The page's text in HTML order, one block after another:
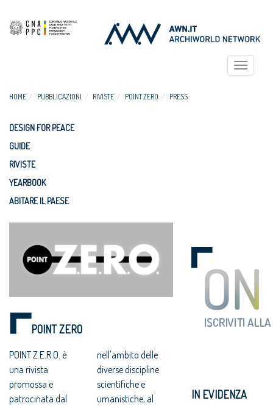
Toggle
HOME PUBBLICAZIONI RIVISTE POINT ZERO PRESS
DESIGN FOR PEACE
GUIDE
RIVISTE
YEARBOOK
ABITARE IL PAESE
POINT ZERO
POINT Z.E.R.O. è
una rivista
promossa e
patrocinata dal
nell'ambito delle
diverse discipline
scientifiche e
umanistiche, al
IN EVIDENZA